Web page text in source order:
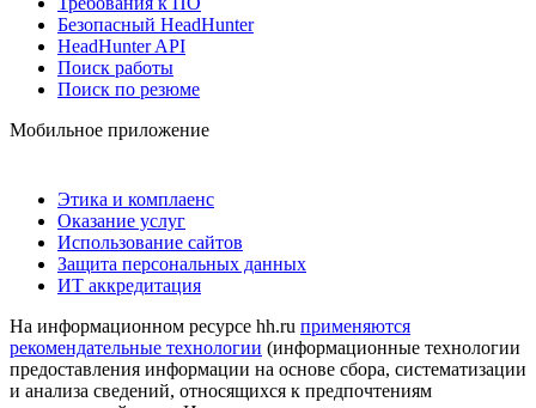
Безопасный HeadHunter
HeadHunter API
Поиск работы
Поиск по резюме
Мобильное приложение
Этика и комплаенс
Оказание услуг
Использование сайтов
Защита персональных данных
ИТ аккредитация
На информационном ресурсе hh.ru применяются
рекомендательные технологии (информационные технологии
предоставления информации на основе сбора, систематизации
и анализа сведений, относящихся к предпочтениям